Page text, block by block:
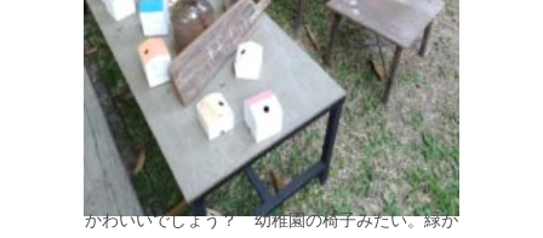
かわいいでしょう？ 幼稚園の椅子みたい。緑が